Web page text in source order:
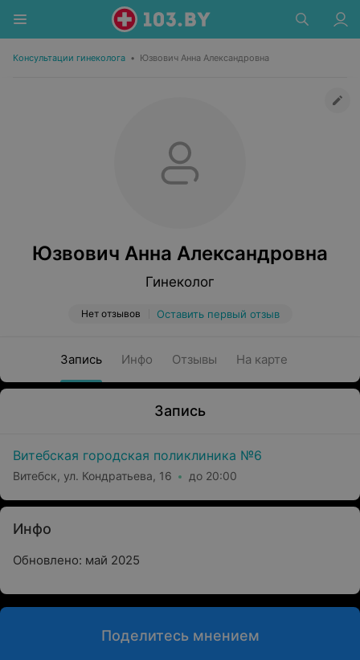
Консультации гинеколога • Юзвович Анна Александровна
Юзвович Анна Александровна
Гинеколог
Нет отзывов Оставить первый отзыв
Запись Инфо Отзывы На карте
Запись
Витебская городская поликлиника №6
Витебск, ул. Кондратьева, 16 до 20:00
Инфо
Обновлено: май 2025
Поделитесь мнением